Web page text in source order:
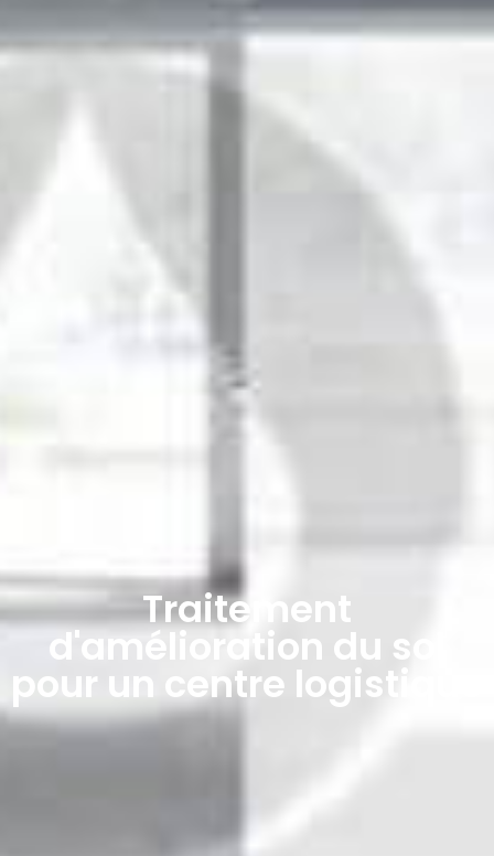
Traitement
d'amélioration du sol
pour un centre logistique